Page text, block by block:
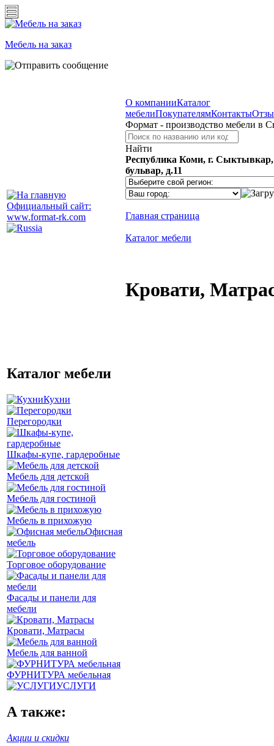
Мебель на заказ
Официальный сайт:
www.format-rk.com
О компанииКаталог
мебелиПокупателямКонтакты
Формат - производство мебели в
Найти
Республика Коми, г.
бульвар, д.11
Главная страница
Каталог мебели
Кровати,
Каталог мебели
Кухни
Перегородки
Шкафы-купе, гардеробные
Мебель для детской
Мебель для гостиной
Мебель в прихожую
Офисная
мебель
Торговое оборудование
Фасады и панели для
мебели
Кровати, Матрасы
Мебель для ванной
ФУРНИТУРА мебельная
УСЛУГИ
А также:
Акции и скидки